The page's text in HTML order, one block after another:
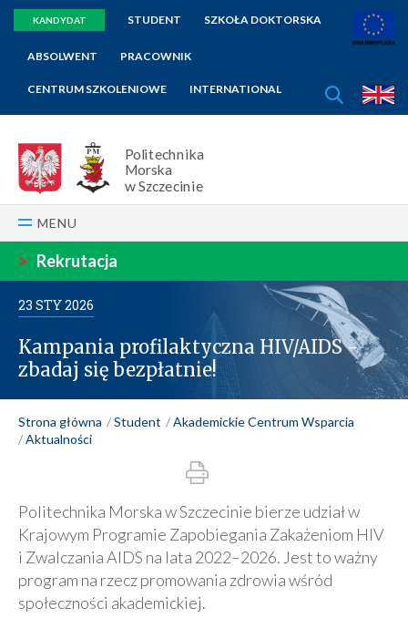
KANDYDAT STUDENT SZKOŁA DOKTORSKA
ABSOLWENT PRACOWNIK
CENTRUM SZKOLENIOWE INTERNATIONAL
Politechnika
Morska
w Szczecinie
SZUKAJ
MENU
> Rekrutacja
23 STY2026
Kampania profilaktyczna HIV/AIDS -
zbadaj się bezpłatnie!
Strona główna Student
Akademickie Centrum Wsparcia
Aktualności
Politechnika Morska w Szczecinie bierze udział w
Krajowym Programie Zapobiegania Zakażeniom HIV
i Zwalczania AIDS na lata 2022–2026. Jest to ważny
program na rzecz promowania zdrowia wśród
społeczności akademickiej.